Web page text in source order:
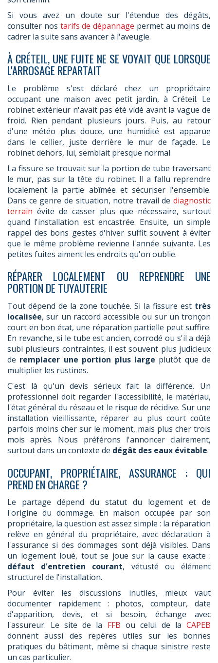
Si vous avez un doute sur l'étendue des dégâts,
consulter nos tarifs de dépannage permet au moins de
cadrer la suite sans avancer à l'aveugle.
À CRÉTEIL, UNE FUITE NE SE VOYAIT QUE LORSQUE
L'ARROSAGE REPARTAIT
Le problème s'est déclaré chez un propriétaire
occupant une maison avec petit jardin, à Créteil. Le
robinet extérieur n'avait pas été vidé avant la vague de
froid. Rien pendant plusieurs jours. Puis, au retour
d'une météo plus douce, une humidité est apparue
dans le cellier, juste derrière le mur de façade. Le
robinet dehors, lui, semblait presque normal.
La fissure se trouvait sur la portion de tube traversant
le mur, pas sur la tête du robinet. Il a fallu reprendre
localement la partie abîmée et sécuriser l'ensemble.
Dans ce genre de situation, notre travail de diagnostic
terrain évite de casser plus que nécessaire, surtout
quand l'installation est encastrée. Ensuite, un simple
rappel des bons gestes d'hiver suffit souvent à éviter
que le même problème revienne l'année suivante. Les
petites fuites aiment les endroits qu'on oublie.
RÉPARER LOCALEMENT OU REPRENDRE UNE
PORTION DE TUYAUTERIE
Tout dépend de la zone touchée. Si la fissure est très
localisée, sur un raccord accessible ou sur un tronçon
court en bon état, une réparation partielle peut suffire.
En revanche, si le tube est ancien, corrodé ou s'il a déjà
subi plusieurs contraintes, il est souvent plus judicieux
de remplacer une portion plus large plutôt que de
multiplier les rustines.
C'est là qu'un devis sérieux fait la différence. Un
professionnel doit regarder l'accessibilité, le matériau,
l'état général du réseau et le risque de récidive. Sur une
installation vieillissante, réparer au plus court coûte
parfois moins cher sur le moment, mais plus cher trois
mois après. Nous préférons l'annoncer clairement,
surtout dans un contexte de dégât des eaux évitable.
OCCUPANT, PROPRIÉTAIRE, ASSURANCE : QUI
PREND EN CHARGE ?
Le partage dépend du statut du logement et de
l'origine du dommage. En maison occupée par son
propriétaire, la question est assez simple : la réparation
relève en général du propriétaire, avec déclaration à
l'assurance si des dommages sont déjà visibles. Dans
un logement loué, tout se joue sur la cause exacte :
défaut d'entretien courant, vétusté ou élément
structurel de l'installation.
Pour éviter les discussions inutiles, mieux vaut
documenter rapidement : photos, compteur, date
d'apparition, devis, et si besoin, échange avec
l'assureur. Le site de la FFB ou celui de la CAPEB
donnent aussi des repères utiles sur les bonnes
pratiques du bâtiment, même si chaque sinistre reste
un cas particulier.